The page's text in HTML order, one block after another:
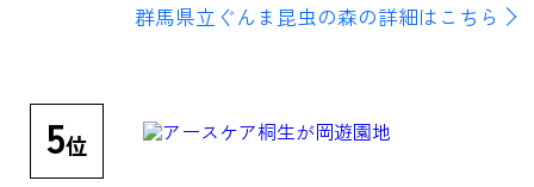
群馬県立ぐんま昆虫の森の詳細はこちら
5位